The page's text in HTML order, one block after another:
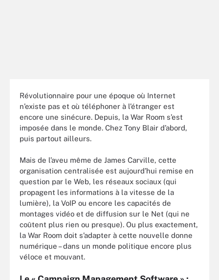
Révolutionnaire pour une époque où Internet
n’existe pas et où téléphoner à l’étranger est
encore une sinécure. Depuis, la War Room s’est
imposée dans le monde. Chez Tony Blair d’abord,
puis partout ailleurs.
Mais de l’aveu même de James Carville, cette
organisation centralisée est aujourd’hui remise en
question par le Web, les réseaux sociaux (qui
propagent les informations à la vitesse de la
lumière), la VoIP ou encore les capacités de
montages vidéo et de diffusion sur le Net (qui ne
coûtent plus rien ou presque). Ou plus exactement,
la War Room doit s’adapter à cette nouvelle donne
numérique – dans un monde politique encore plus
véloce et mouvant.